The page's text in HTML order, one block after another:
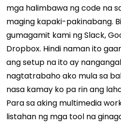
mga halimbawa ng code na
maging kapaki-pakinabang.
gumagamit kami ng Slack,
Dropbox. Hindi naman ito
ang setup na ito ay
nagtatrabaho ako mula sa
nasa kamay ko pa rin ang
Para sa aking multimedia
listahan ng mga tool na